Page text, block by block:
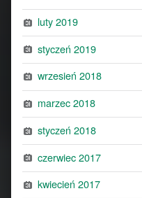
luty 2019
styczeń 2019
wrzesień 2018
marzec 2018
styczeń 2018
czerwiec 2017
kwiecień 2017